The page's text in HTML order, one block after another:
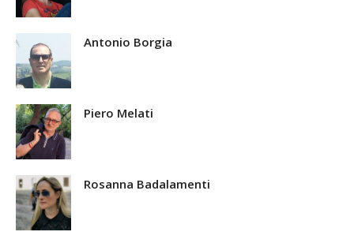
Antonio Borgia
Piero Melati
Rosanna Badalamenti